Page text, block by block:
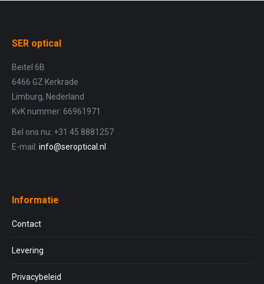
SER optical
Beitel 6B
6466 GZ Kerkrade
Limburg, Nederland
KvK nummer: 66961971
Bel ons nu: +31 45 8881257
E-mail: info@seroptical.nl
Informatie
Contact
Levering
Privacybeleid